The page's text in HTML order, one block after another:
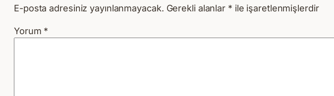
E-posta adresiniz yayınlanmayacak. Gerekli alanlar * ile işaretlenmişlerdir
Yorum *